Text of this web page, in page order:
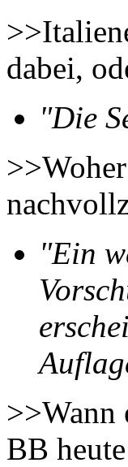
dabei,
"Die
"Ein
>>Wann
BB